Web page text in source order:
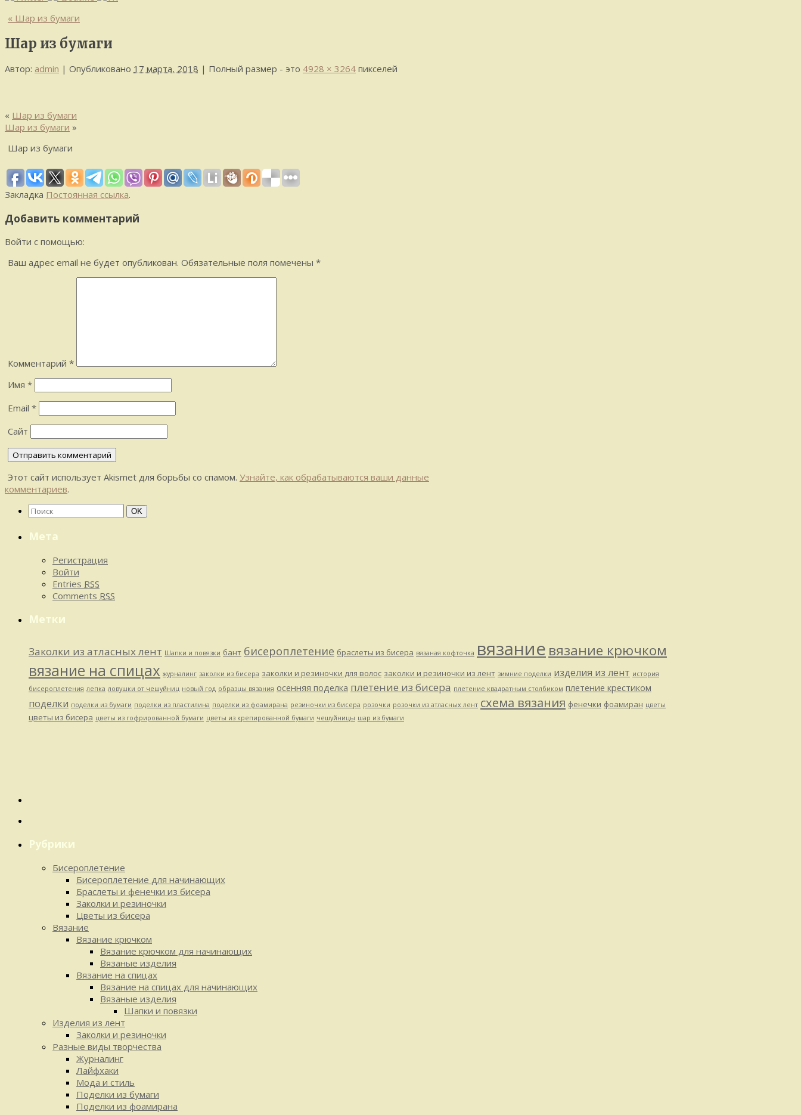
« Шар из бумаги
Шар из бумаги
Автор: admin | Опубликовано 17 марта, 2018 | Полный размер - это 4928 × 3264 пикселей
« Шар из бумаги
Шар из бумаги »
Шар из бумаги
Закладка Постоянная ссылка.
Добавить комментарий
Войти с помощью:
Ваш адрес email не будет опубликован. Обязательные поля помечены *
Комментарий *
Имя *
Email *
Сайт
Этот сайт использует Akismet для борьбы со спамом. Узнайте, как обрабатываются ваши данные
комментариев.
Найти:
Поиск
OK
Мета
Регистрация
Войти
Entries RSS
Comments RSS
Метки
Заколки из атласных лент Шапки и повязки бант бисероплетение браслеты из бисера вязаная кофточка вязание вязание крючком
вязание на спицах журналинг заколки из бисера заколки и резиночки для волос заколки и резиночки из лент зимние поделки изделия из лент история
бисероплетения лепка ловушки от чешуйниц новый год образцы вязания осенняя поделка плетение из бисера плетение квадратным столбиком плетение крестиком
поделки поделки из бумаги поделки из пластилина поделки из фоамирана резиночки из бисера розочки розочки из атласных лент схема вязания фенечки фоамиран цветы
цветы из бисера цветы из гофрированной бумаги цветы из крепированной бумаги чешуйницы шар из бумаги
Рубрики
Бисероплетение
Бисероплетение для начинающих
Браслеты и фенечки из бисера
Заколки и резиночки
Цветы из бисера
Вязание
Вязание крючком
Вязание крючком для начинающих
Вязаные изделия
Вязание на спицах
Вязание на спицах для начинающих
Вязаные изделия
Шапки и повязки
Изделия из лент
Заколки и резиночки
Разные виды творчества
Журналинг
Лайфхаки
Мода и стиль
Поделки из бумаги
Поделки из фоамирана